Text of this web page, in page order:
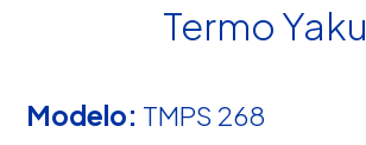
Termo Yaku
Modelo: TMPS 268